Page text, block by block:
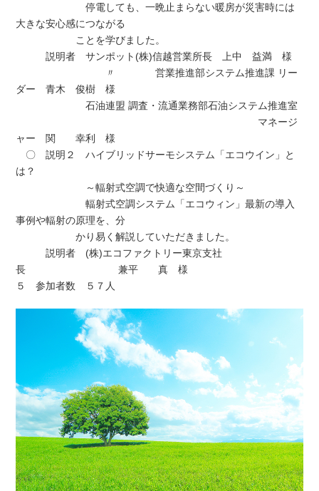
停電しても、一晩止まらない暖房が災害時には
大きな安心感につながる
ことを学びました。
説明者 サンポット(株)信越営業所長 上中 益満 様
〃 営業推進部システム推進課 リー
ダー 青木 俊樹 様
石油連盟 調査・流通業務部石油システム推進室
マネージ
ャー 関 幸利 様
〇 説明２ ハイブリッドサーモシステム「エコウイン」と
は？
～輻射式空調で快適な空間づくり～
輻射式空調システム「エコウィン」最新の導入
事例や輻射の原理を、分
かり易く解説していただきました。
説明者 (株)エコファクトリー東京支社
長 兼平 真 様
５ 参加者数 ５７人